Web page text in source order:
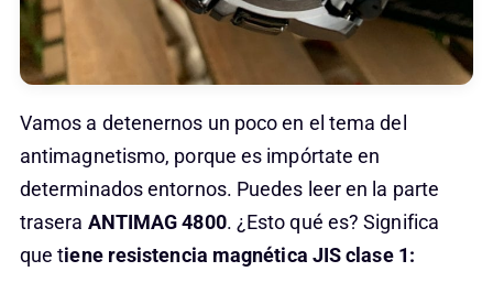
Vamos a detenernos un poco en el tema del
antimagnetismo, porque es impórtate en
determinados entornos. Puedes leer en la parte
trasera ANTIMAG 4800. ¿Esto qué es? Significa
que tiene resistencia magnética JIS clase 1: